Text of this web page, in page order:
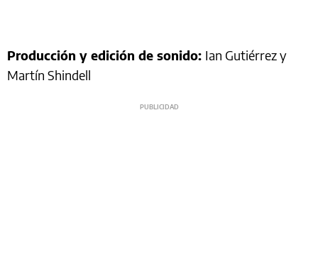
Producción y edición de sonido: Ian Gutiérrez y
Martín Shindell